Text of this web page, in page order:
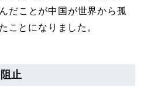
だことが中国が世界から孤
ことになりました。
止